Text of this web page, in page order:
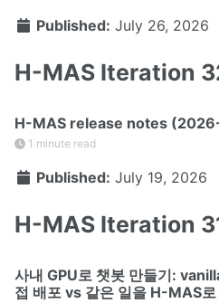
Published: July 26, 2026
H-MAS Iteration
H-MAS release notes
1 minute read
Published: July 19, 2026
H-MAS Iteration
사내 GPU로 챗봇 만들기:
접 배포 vs 같은 일을 H-MAS로